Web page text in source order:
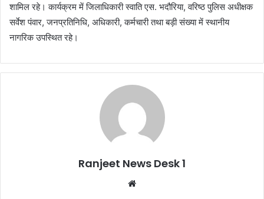
शामिल रहे। कार्यक्रम में जिलाधिकारी स्वाति एस. भदौरिया, वरिष्ठ पुलिस अधीक्षक
सर्वेश पंवार, जनप्रतिनिधि, अधिकारी, कर्मचारी तथा बड़ी संख्या में स्थानीय
नागरिक उपस्थित रहे।
Ranjeet News Desk 1